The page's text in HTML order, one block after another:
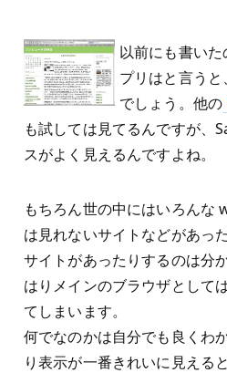
以前にも書い
プリはと言う
でしょう。他の
も試しては見てるんですが、
スがよく見えるんですよね。
もちろん世の中にはいろんな
は見れないサイトなどがあっ
サイトがあったりするのは分
はりメインのブラウザとして
てしまいます。
何でなのかは自分でも良くわ
り表示が一番きれいに見える